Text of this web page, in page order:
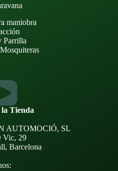
maniobra
Parrilla
Tienda
AUTOMOCIÓ, SL
Vic, 29
Barcelona